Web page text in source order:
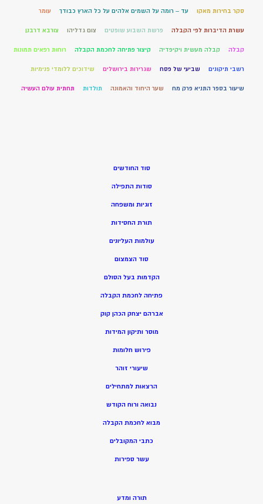
סקר בחירות מאקו עד – רומה על השמים אלהים על כל הארץ כבודך עומר
עשרת הדיברות לפי הקבלה פרשת השבוע שופטים צום גדליהו צורבא דרבנן
קבלה קבלה מעשית ויקיפדיה קיצור פתיחה לחכמת הקבלה רוחות רפאים תמונות
רשבי תיקונים שביעי של פסח שגרירות בירושלים שידוכים ללומדי פנימיות
שיעור בספר התניא פרק מח שער היחוד והאמונה תולדות תחתית עולם העשיה
סוד החודשים
סודות התפילה
זוגיות ומשפחה
תורת החסידות
עולמות העליונים
סוד הצמצום
הקדמות בעל הסולם
פתיחה לחכמת הקבלה
אברהם יצחק הכהן קוק
מוסר ותיקון המידות
פירוש חלומות
שיעורי זוהר
הרצאות למתחילים
נבואה ורוח הקודש
מבוא לחכמת הקבלה
כתבי המקובלים
עשר ספירות
תורה ומדע